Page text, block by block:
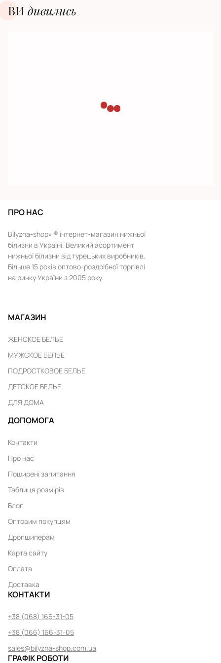
ВИ дивилиcь
ПРО НАС
Bilyzna-shop» ® інтернет-магазин нижньої
білизни в Україні. Великий асортимент
нижньої білизни від турецьких виробників.
Більше 15 років оптово-роздрібної торгівлі
на ринку України з 2005 року.
МАГАЗИН
ЖЕНСКОЕ БЕЛЬЕ
МУЖСКОЕ БЕЛЬЕ
ПОДРОСТКОВОЕ БЕЛЬЕ
ДЕТСКОЕ БЕЛЬЕ
ДЛЯ ДОМА
ДОПОМОГА
Контакти
Про нас
Поширені запитання
Таблиця розмірів
Блог
Оптовим покупцям
Дропшиперам
Карта сайту
Оплата
Доставка
КОНТАКТИ
+38 (068) 166-31-05
+38 (066) 166-31-05
sales@bilyzna-shop.com.ua
ГРАФІК РОБОТИ